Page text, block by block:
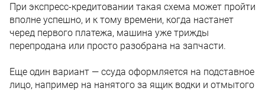
При экспресс-кредитовании такая схема может пройти
вполне успешно, и к тому времени, когда настанет
черед первого платежа, машина уже трижды
перепродана или просто разобрана на запчасти.
Еще один вариант — ссуда оформляется на подставное
лицо, например на нанятого за ящик водки и отмытого